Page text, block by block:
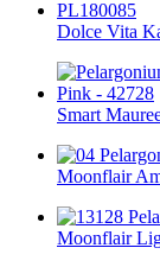
Dolce Vita
Smart
Moonflair
Moonflair